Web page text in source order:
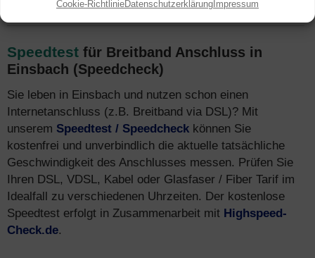
Cookie-RichtlinieDatenschutzerklärungImpressum
Speedtest für Breitband Anschluss in
Einsbach (Speedcheck)
Sie leben in Einsbach und nutzen schon einen
Internetanschluss (z.B. Breitband via DSL)? Mit
unserem Speedtest / Speedcheck können Sie
kostenfrei und unverbindlich die aktuelle tatsächliche
Geschwindigkeit des Anschlusses messen. Prüfen Sie
Ihren DSL, VDSL, Kabel oder Glasfaser / Fiber Tarif im
Idealfall zu verschiedenen Uhrzeiten. Der kostenlose
Speedtest erfolgt in Zusammenarbeit mit Highspeed-
Check.de.